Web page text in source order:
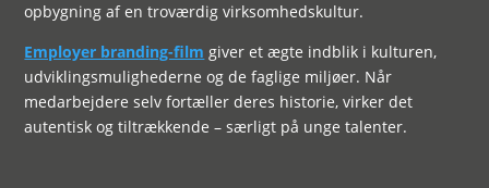
opbygning af en troværdig virksomhedskultur.
Employer branding-film giver et ægte indblik i kulturen,
udviklingsmulighederne og de faglige miljøer. Når
medarbejdere selv fortæller deres historie, virker det
autentisk og tiltrækkende – særligt på unge talenter.